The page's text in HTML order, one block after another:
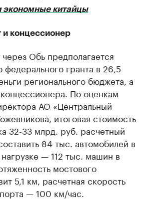
экономные китайцы
и концессионер
Обь предполагается
федерального гранта в 26,5
регионального бюджета, а
По оценкам
АО «Центральный
итоговая стоимость
32-33 млрд. руб. расчетный
84 тыс. автомобилей в
— 112 тыс. машин в
мостового
5,1 км, расчетная скорость
— 100 км/час.